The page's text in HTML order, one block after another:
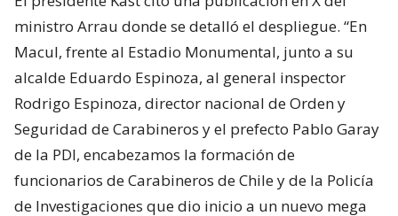
ministro Arrau donde se detalló el despliegue. “En
Macul, frente al Estadio Monumental, junto a su
alcalde Eduardo Espinoza, al general inspector
Rodrigo Espinoza, director nacional de Orden y
Seguridad de Carabineros y el prefecto Pablo Garay
de la PDI, encabezamos la formación de
funcionarios de Carabineros de Chile y de la Policía
de Investigaciones que dio inicio a un nuevo mega